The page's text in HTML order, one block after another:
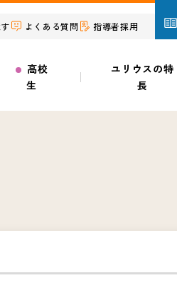
よくある質問 指導者採用
高校
生
ユリウスの特
長